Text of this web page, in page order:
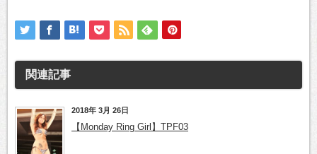
関連記事
2018年 3月 26日
【Monday Ring Girl】TPF03